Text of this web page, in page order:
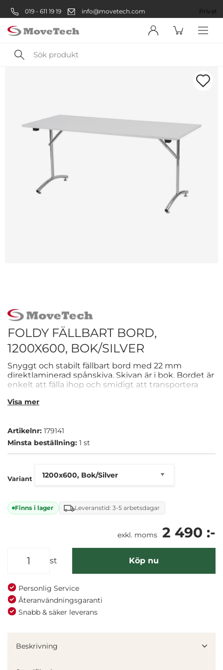
Denna webbplats använder cookies
och annonserna till användarna, tillhandahålla funktioner
019 - 611 19 19 info@movetech.com Privat
Sök
produkt
FOLDY FÄLLBART BORD,
1200X600, BOK/SILVER
Snyggt och stabilt fällbart bord med 22 mm
direktlaminerad spånskiva. Skivan är i bok. Bordet är
enkelt att fälla ihop och smidigt att transportera
passar det utmärkt för event eller på platser där det
en diameter på 32 mm och är silverfärgat. Bordet är
1200mm långt och 600mm brett. - Hopfällbart -
Visa mer
Artikelnr: 179141
Minsta beställning: 1 st
Variant
Finns i lager Leveranstid: 3-5 arbetsdagar
exkl. moms 2 490 :-
st Köp nu
Personlig Service
Återanvändningsgaranti
Snabb & säker leverans
Beskrivning
Företag
Företag
Privat